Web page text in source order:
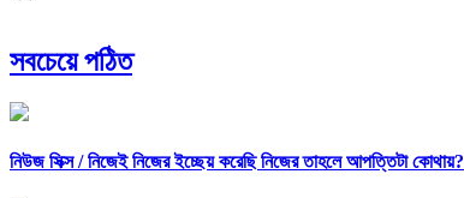
সবচেয়ে পঠিত
নিউজ সিক্স /নিজেই নিজের ইচ্ছেয় করেছি নিজের তাহলে আপত্তিটা কোথায়?